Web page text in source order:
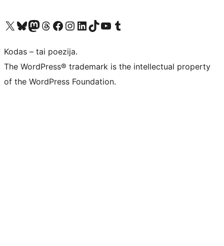
Visit our X (formerly Twitter) account
Apsilankykite mūsų Bluesky paskyroje
Visit our Mastodon account
Apsilankykite mūsų Threads paskyroje
Visit our Facebook page
Visit our Instagram account
Visit our LinkedIn account
Apsilankykite mūsų TikTok paskyroje
Visit our YouTube channel
Apsilankykite mūsų Tumblr paskyroje
Kodas – tai poezija.
The WordPress® trademark is the intellectual property
of the WordPress Foundation.